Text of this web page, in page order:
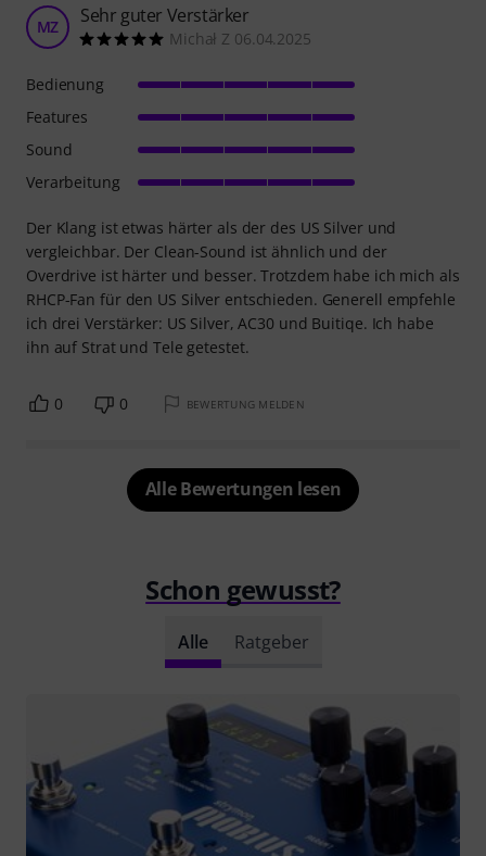
MZ Sehr guter Verstärker
Michał Z 06.04.2025
Der Klang ist etwas härter als der des US Silver und
vergleichbar. Der Clean-Sound ist ähnlich und der
Overdrive ist härter und besser. Trotzdem habe ich mich als
RHCP-Fan für den US Silver entschieden. Generell empfehle
ich drei Verstärker: US Silver, AC30 und Buitiqe. Ich habe
ihn auf Strat und Tele getestet.
Bedienung
Features
Sound
Verarbeitung
0 0 BEWERTUNG MELDEN
Alle Bewertungen lesen
Schon gewusst?
Alle Ratgeber